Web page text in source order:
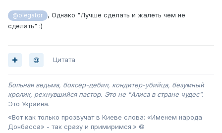
@olegator
, Однако "Лучше сделать и жалеть чем не
сделать" :)
Цитата
Больная ведьма, боксер-дебил, кондитер-убийца, безумный
кролик, рехнувшийся пастор. Это не "Алиса в стране чудес".
Это Украина .
«Вот как только прозвучат в Киеве слова: «Именем народа
Донбасса» - так сразу и примиримся.» ©